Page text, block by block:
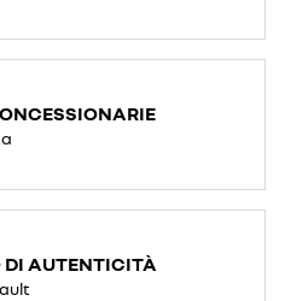
AUTENTICITÀ